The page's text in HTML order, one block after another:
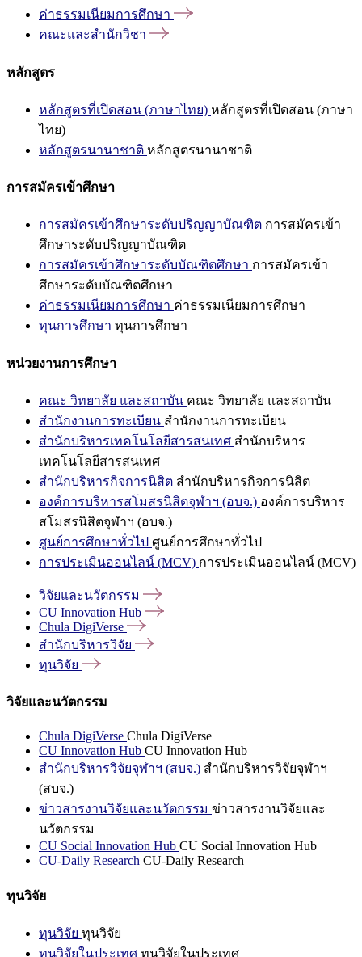
ค่าธรรมเนียมการศึกษา
คณะและสำนักวิชา
หลักสูตร
หลักสูตรที่เปิดสอน (ภาษาไทย) หลักสูตรที่เปิดสอน (ภาษา
ไทย)
หลักสูตรนานาชาติ หลักสูตรนานาชาติ
การสมัครเข้าศึกษา
การสมัครเข้าศึกษาระดับปริญญาบัณฑิต การสมัครเข้า
ศึกษาระดับปริญญาบัณฑิต
การสมัครเข้าศึกษาระดับบัณฑิตศึกษา การสมัครเข้า
ศึกษาระดับบัณฑิตศึกษา
ค่าธรรมเนียมการศึกษา ค่าธรรมเนียมการศึกษา
ทุนการศึกษา ทุนการศึกษา
หน่วยงานการศึกษา
คณะ วิทยาลัย และสถาบัน คณะ วิทยาลัย และสถาบัน
สำนักงานการทะเบียน สำนักงานการทะเบียน
สำนักบริหารเทคโนโลยีสารสนเทศ สำนักบริหาร
เทคโนโลยีสารสนเทศ
สำนักบริหารกิจการนิสิต สำนักบริหารกิจการนิสิต
องค์การบริหารสโมสรนิสิตจุฬาฯ (อบจ.) องค์การบริหาร
สโมสรนิสิตจุฬาฯ (อบจ.)
ศูนย์การศึกษาทั่วไป ศูนย์การศึกษาทั่วไป
การประเมินออนไลน์ (MCV) การประเมินออนไลน์ (MCV)
วิจัยและนวัตกรรม
CU Innovation Hub
Chula DigiVerse
สำนักบริหารวิจัย
ทุนวิจัย
วิจัยและนวัตกรรม
Chula DigiVerse Chula DigiVerse
CU Innovation Hub CU Innovation Hub
สำนักบริหารวิจัยจุฬาฯ (สบจ.) สำนักบริหารวิจัยจุฬาฯ
(สบจ.)
ข่าวสารงานวิจัยและนวัตกรรม ข่าวสารงานวิจัยและ
นวัตกรรม
CU Social Innovation Hub CU Social Innovation Hub
CU-Daily Research CU-Daily Research
ทุนวิจัย
ทุนวิจัย ทุนวิจัย
ทุนวิจัยในประเทศ ทุนวิจัยในประเทศ